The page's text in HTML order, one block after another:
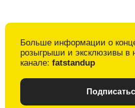
Больше информации о
розыгрыши и эксклюзивы в
канале: fatstandup